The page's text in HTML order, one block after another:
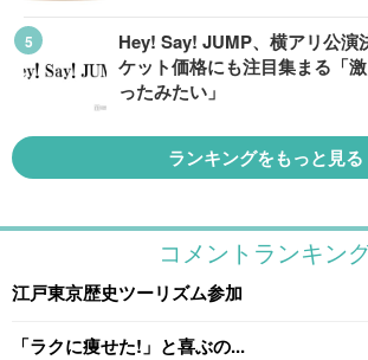
Hey! Say! JUMP、横アリ公演
ケット価格にも注目集まる「
ったみたい」
ランキングをもっと見る